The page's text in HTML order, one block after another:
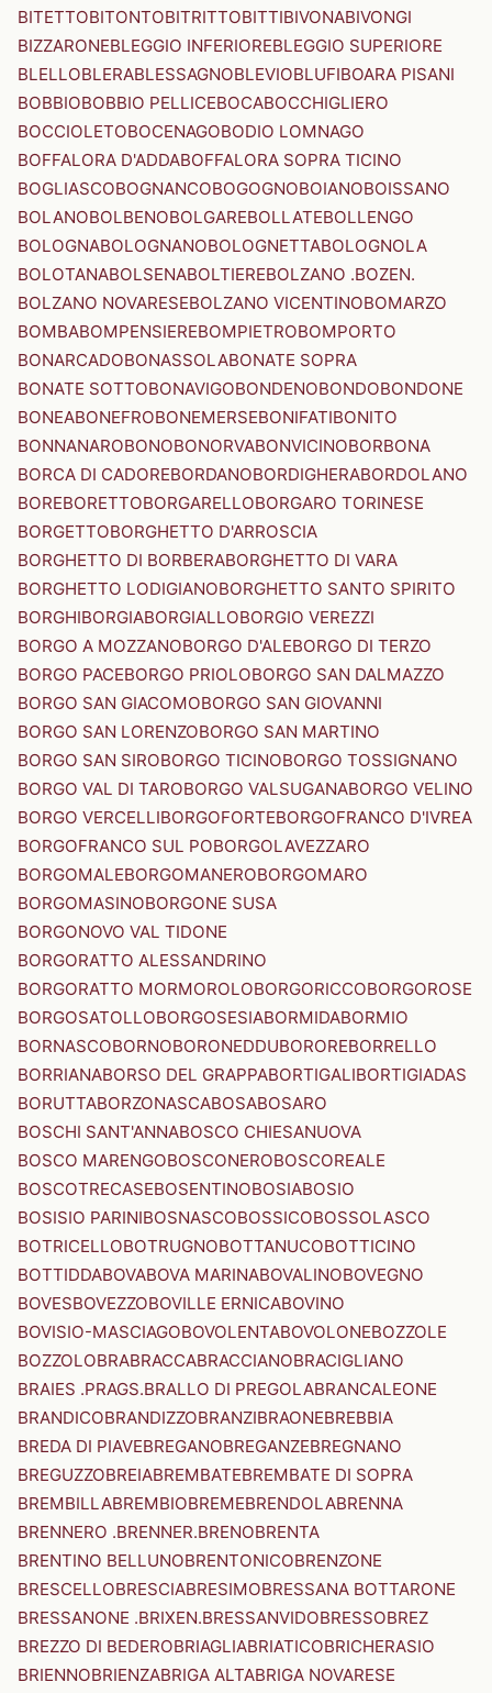
BITETTOBITONTOBITRITTOBITTIBIVONABIVONGI
BIZZARONEBLEGGIO INFERIOREBLEGGIO SUPERIORE
BLELLOBLERABLESSAGNOBLEVIOBLUFIBOARA PISANI
BOBBIOBOBBIO PELLICEBOCABOCCHIGLIERO
BOCCIOLETOBOCENAGOBODIO LOMNAGO
BOFFALORA D'ADDABOFFALORA SOPRA TICINO
BOGLIASCOBOGNANCOBOGOGNOBOIANOBOISSANO
BOLANOBOLBENOBOLGAREBOLLATEBOLLENGO
BOLOGNABOLOGNANOBOLOGNETTABOLOGNOLA
BOLOTANABOLSENABOLTIEREBOLZANO .BOZEN.
BOLZANO NOVARESEBOLZANO VICENTINOBOMARZO
BOMBABOMPENSIEREBOMPIETROBOMPORTO
BONARCADOBONASSOLABONATE SOPRA
BONATE SOTTOBONAVIGOBONDENOBONDOBONDONE
BONEABONEFROBONEMERSEBONIFATIBONITO
BONNANAROBONOBONORVABONVICINOBORBONA
BORCA DI CADOREBORDANOBORDIGHERABORDOLANO
BOREBORETTOBORGARELLOBORGARO TORINESE
BORGETTOBORGHETTO D'ARROSCIA
BORGHETTO DI BORBERABORGHETTO DI VARA
BORGHETTO LODIGIANOBORGHETTO SANTO SPIRITO
BORGHIBORGIABORGIALLOBORGIO VEREZZI
BORGO A MOZZANOBORGO D'ALEBORGO DI TERZO
BORGO PACEBORGO PRIOLOBORGO SAN DALMAZZO
BORGO SAN GIACOMOBORGO SAN GIOVANNI
BORGO SAN LORENZOBORGO SAN MARTINO
BORGO SAN SIROBORGO TICINOBORGO TOSSIGNANO
BORGO VAL DI TAROBORGO VALSUGANABORGO VELINO
BORGO VERCELLIBORGOFORTEBORGOFRANCO D'IVREA
BORGOFRANCO SUL POBORGOLAVEZZARO
BORGOMALEBORGOMANEROBORGOMARO
BORGOMASINOBORGONE SUSA
BORGONOVO VAL TIDONE
BORGORATTO ALESSANDRINO
BORGORATTO MORMOROLOBORGORICCOBORGOROSE
BORGOSATOLLOBORGOSESIABORMIDABORMIO
BORNASCOBORNOBORONEDDUBOROREBORRELLO
BORRIANABORSO DEL GRAPPABORTIGALIBORTIGIADAS
BORUTTABORZONASCABOSABOSARO
BOSCHI SANT'ANNABOSCO CHIESANUOVA
BOSCO MARENGOBOSCONEROBOSCOREALE
BOSCOTRECASEBOSENTINOBOSIABOSIO
BOSISIO PARINIBOSNASCOBOSSICOBOSSOLASCO
BOTRICELLOBOTRUGNOBOTTANUCOBOTTICINO
BOTTIDDABOVABOVA MARINABOVALINOBOVEGNO
BOVESBOVEZZOBOVILLE ERNICABOVINO
BOVISIO-MASCIAGOBOVOLENTABOVOLONEBOZZOLE
BOZZOLOBRABRACCABRACCIANOBRACIGLIANO
BRAIES .PRAGS.BRALLO DI PREGOLABRANCALEONE
BRANDICOBRANDIZZOBRANZIBRAONEBREBBIA
BREDA DI PIAVEBREGANOBREGANZEBREGNANO
BREGUZZOBREIABREMBATEBREMBATE DI SOPRA
BREMBILLABREMBIOBREMEBRENDOLABRENNA
BRENNERO .BRENNER.BRENOBRENTA
BRENTINO BELLUNOBRENTONICOBRENZONE
BRESCELLOBRESCIABRESIMOBRESSANA BOTTARONE
BRESSANONE .BRIXEN.BRESSANVIDOBRESSOBREZ
BREZZO DI BEDEROBRIAGLIABRIATICOBRICHERASIO
BRIENNOBRIENZABRIGA ALTABRIGA NOVARESE